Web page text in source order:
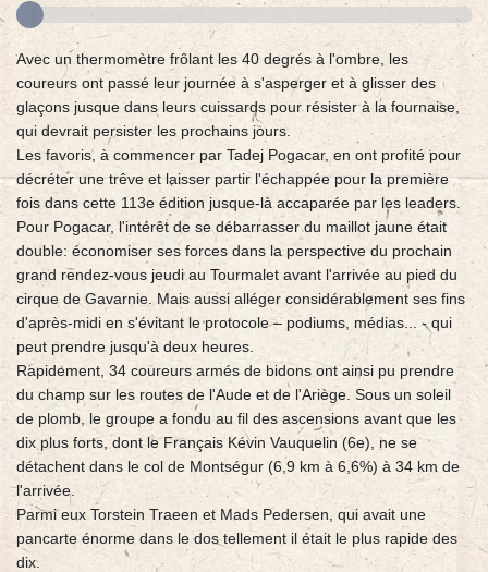
Avec un thermomètre frôlant les 40 degrés à l'ombre, les
coureurs ont passé leur journée à s'asperger et à glisser des
glaçons jusque dans leurs cuissards pour résister à la fournaise,
qui devrait persister les prochains jours.
Les favoris, à commencer par Tadej Pogacar, en ont profité pour
décréter une trêve et laisser partir l'échappée pour la première
fois dans cette 113e édition jusque-là accaparée par les leaders.
Pour Pogacar, l'intérêt de se débarrasser du maillot jaune était
double: économiser ses forces dans la perspective du prochain
grand rendez-vous jeudi au Tourmalet avant l'arrivée au pied du
cirque de Gavarnie. Mais aussi alléger considérablement ses fins
d'après-midi en s'évitant le protocole – podiums, médias... - qui
peut prendre jusqu'à deux heures.
Rapidement, 34 coureurs armés de bidons ont ainsi pu prendre
du champ sur les routes de l'Aude et de l'Ariège. Sous un soleil
de plomb, le groupe a fondu au fil des ascensions avant que les
dix plus forts, dont le Français Kévin Vauquelin (6e), ne se
détachent dans le col de Montségur (6,9 km à 6,6%) à 34 km de
l'arrivée.
Parmi eux Torstein Traeen et Mads Pedersen, qui avait une
pancarte énorme dans le dos tellement il était le plus rapide des
dix.